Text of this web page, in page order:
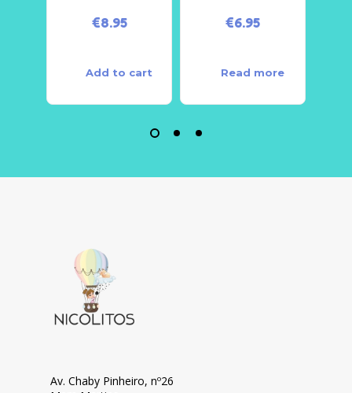
€8.95
Add to cart
€6.95
Read more
Av. Chaby Pinheiro, nº26